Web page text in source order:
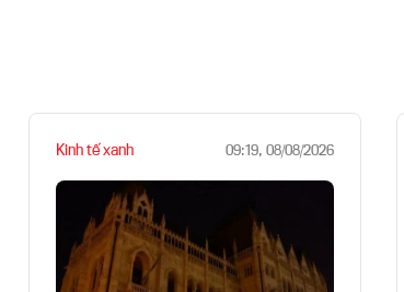
Kinh tế xanh 09:19, 08/08/2026